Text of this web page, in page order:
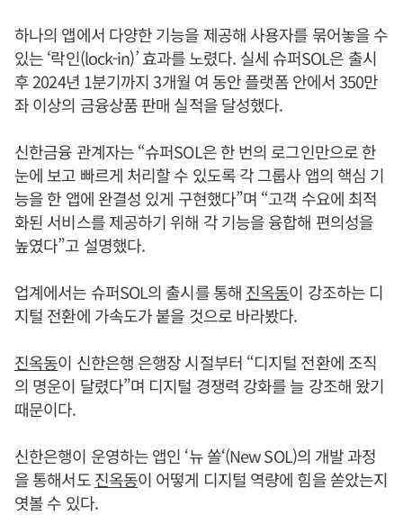
하나의 앱에서 다양한 기능을 제공해 사용자를 묶어놓을 수
있는 ‘락인(lock-in)’ 효과를 노렸다. 실세 슈퍼SOL은 출시
후 2024년 1분기까지 3개월 여 동안 플랫폼 안에서 350만
좌 이상의 금융상품 판매 실적을 달성했다.
신한금융 관계자는 “슈퍼SOL은 한 번의 로그인만으로 한
눈에 보고 빠르게 처리할 수 있도록 각 그룹사 앱의 핵심 기
능을 한 앱에 완결성 있게 구현했다”며 “고객 수요에 최적
화된 서비스를 제공하기 위해 각 기능을 융합해 편의성을
높였다”고 설명했다.
업계에서는 슈퍼SOL의 출시를 통해 진옥동이 강조하는 디
지털 전환에 가속도가 붙을 것으로 바라봤다.
진옥동이 신한은행 은행장 시절부터 “디지털 전환에 조직
의 명운이 달렸다”며 디지털 경쟁력 강화를 늘 강조해 왔기
때문이다.
신한은행이 운영하는 앱인 ‘뉴 쏠‘(New SOL)의 개발 과정
을 통해서도진옥동이 어떻게 디지털 역량에 힘을 쏟았는지
엿볼 수 있다.